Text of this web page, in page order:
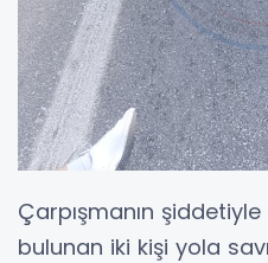
Çarpışmanın
bulunan iki kişi yola